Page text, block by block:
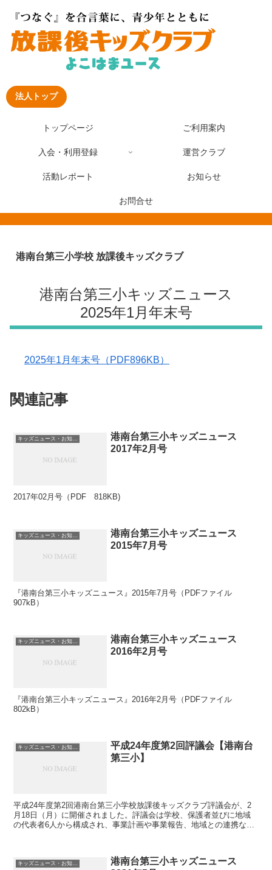
法人トップ
トップページ ご利用案内
入会・利用登録 運営クラブ
活動レポート お知らせ
お問合せ
港南台第三小学校 放課後キッズクラブ
港南台第三小キッズニュース
2025年1月年末号
2025年1月年末号（PDF896KB）
関連記事
キッズニュース・お知らせ
港南台第三小キッズニュース
2017年2月号
2017年02月号（PDF 818KB)
港南台第三小キッズニュース
2015年7月号
『港南台第三小キッズニュース』2015年7月号（PDFファイル
907kB）
港南台第三小キッズニュース
2016年2月号
『港南台第三小キッズニュース』2016年2月号（PDFファイル
802kB）
キッズニュース・お知らせ
平成24年度第2回評議会【港南台
第三小】
平成24年度第2回港南台第三小学校放課後キッズクラブ評議会が、2
月18日（月）に開催されました。評議会は学校、保護者並びに地域
の代表者6人から構成され、事業計画や事業報告、地域との連携など
港南台第三小キッズニュース